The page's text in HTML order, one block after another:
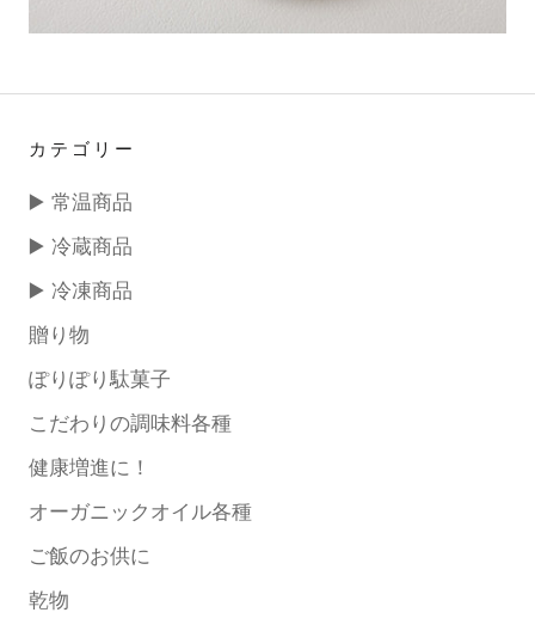
カテゴリー
▶️ 常温商品
▶️ 冷蔵商品
▶️ 冷凍商品
贈り物
ぽりぽり駄菓子
こだわりの調味料各種
健康増進に！
オーガニックオイル各種
ご飯のお供に
乾物